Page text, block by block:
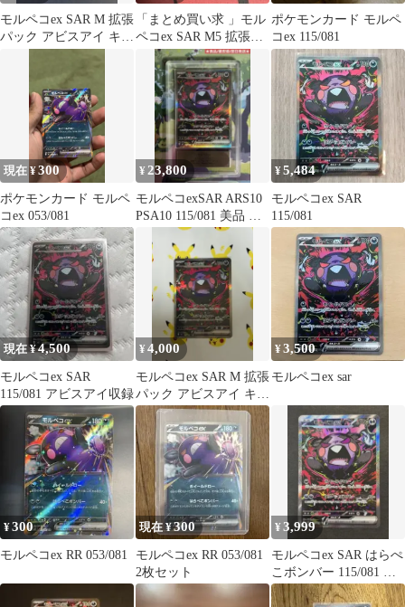
モルペコex SAR M 拡張
パック アビスアイ キラ
「まとめ買い求 」モル
ペコex SAR M5 拡張パ
ック アビスアイ
ポケモンカード モルペ
コex 115/081
現在 ¥300
ポケモンカード モルペ
コex 053/081
¥ 23,800
モルペコexSAR ARS10
PSA10 115/081 美品 ポ
ケモンカード
¥5,484
モルペコex SAR
115/081
現在 ¥4,500
モルペコex SAR
115/081 アビスアイ収録
¥4,000
モルペコex SAR M 拡張
パック アビスアイ キラ
115/081
¥3,500
モルペコex sar
¥300
モルペコex RR 053/081
現在 ¥300
モルペコex RR 053/081
2枚セット
¥3,999
モルペコex SAR はらぺ
こボンバー 115/081 M5
センタリング良好